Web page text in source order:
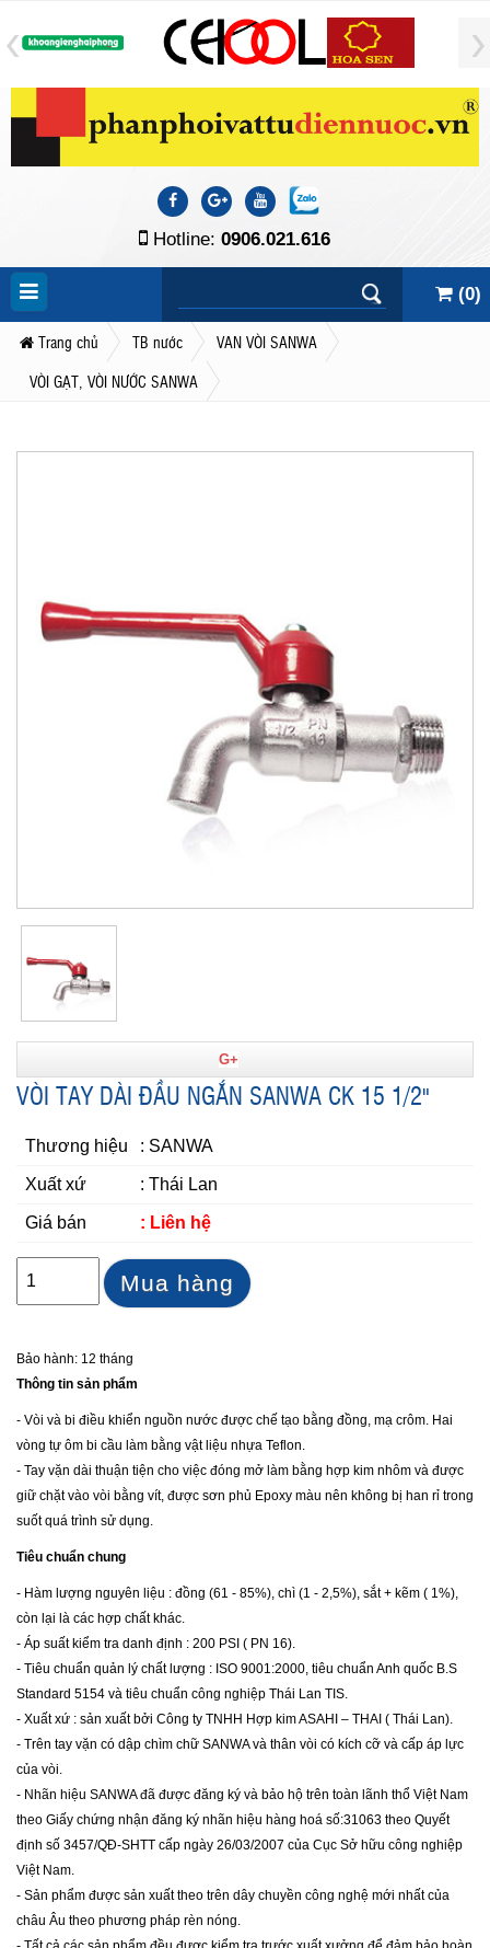
Hotline: 0906.021.616
(0)
Trang chủ TB nước
VAN VÒI SANWA
VÒI GẠT, VÒI NƯỚC SANWA
G+
VÒI TAY DÀI ĐẦU NGẮN SANWA CK 15 1/2"
Thương hiệu : SANWA
Xuất xứ : Thái Lan
Giá bán : Liên hệ
Mua hàng
Bảo hành: 12 tháng
Thông tin sản phẩm
- Vòi và bi điều khiển nguồn nước được chế tạo bằng đồng, mạ crôm. Hai
vòng tự ôm bi cầu làm bằng vật liệu nhựa Teflon.
- Tay vặn dài thuận tiện cho việc đóng mở làm bằng hợp kim nhôm và được
giữ chặt vào vòi bằng vít, được sơn phủ Epoxy màu nên không bị han rỉ trong
suốt quá trình sử dụng.
Tiêu chuẩn chung
- Hàm lượng nguyên liệu : đồng (61 - 85%), chì (1 - 2,5%), sắt + kẽm ( 1%),
còn lại là các hợp chất khác.
- Áp suất kiểm tra danh định : 200 PSI ( PN 16).
- Tiêu chuẩn quản lý chất lượng : ISO 9001:2000, tiêu chuẩn Anh quốc B.S
Standard 5154 và tiêu chuẩn công nghiệp Thái Lan TIS.
- Xuất xứ : sản xuất bởi Công ty TNHH Hợp kim ASAHI – THAI ( Thái Lan).
- Trên tay vặn có dập chìm chữ SANWA và thân vòi có kích cỡ và cấp áp lực
của vòi.
- Nhãn hiệu SANWA đã được đăng ký và bảo hộ trên toàn lãnh thổ Việt Nam
theo Giấy chứng nhận đăng ký nhãn hiệu hàng hoá số:31063 theo Quyết
định số 3457/QĐ-SHTT cấp ngày 26/03/2007 của Cục Sở hữu công nghiệp
Việt Nam.
- Sản phẩm được sản xuất theo trên dây chuyền công nghệ mới nhất của
châu Âu theo phương pháp rèn nóng.